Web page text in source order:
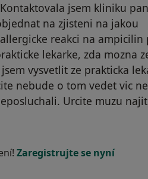
jsem kliniku
na zjisteni na jakou
reakci na ampicilin
lekarke, zda mozna
vysvetlit ze prakticka
nebude o tom vedet vic
Urcite muzu najit
Zaregistrujte se nyní